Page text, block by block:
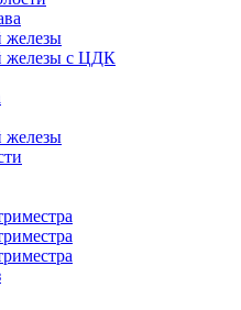
железы
железы с ЦДК
железы